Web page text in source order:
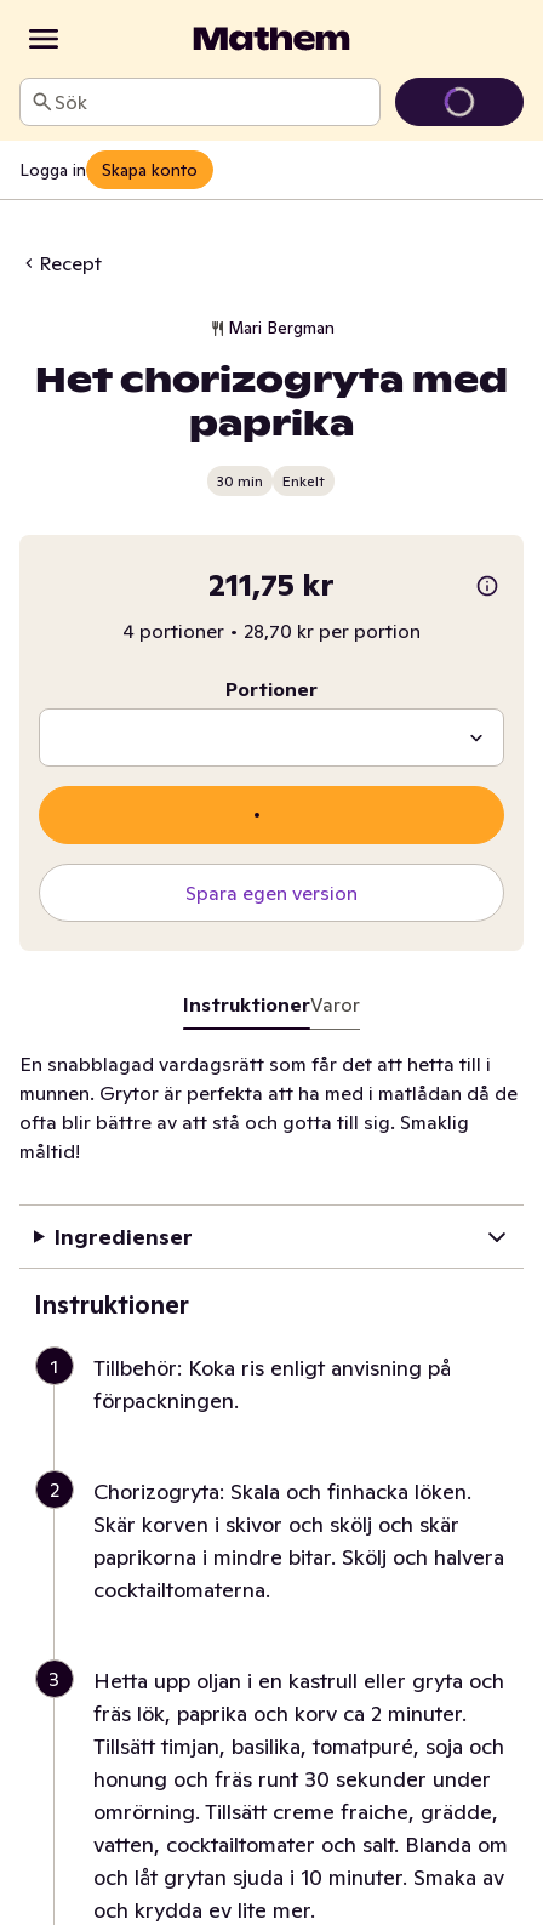
Sök
Logga in Skapa konto
Recept
Mari Bergman
Het chorizogryta med
paprika
30 min Enkelt
211,75 kr
4 portioner • 28,70 kr per portion
Portioner
Spara egen version
InstruktionerVaror
En snabblagad vardagsrätt som får det att hetta till i
munnen. Grytor är perfekta att ha med i matlådan då de
ofta blir bättre av att stå och gotta till sig. Smaklig
måltid!
Ingredienser
Instruktioner
1
Tillbehör: Koka ris enligt anvisning på
förpackningen.
2
Chorizogryta: Skala och finhacka löken.
Skär korven i skivor och skölj och skär
paprikorna i mindre bitar. Skölj och halvera
cocktailtomaterna.
3
Hetta upp oljan i en kastrull eller gryta och
fräs lök, paprika och korv ca 2 minuter.
Tillsätt timjan, basilika, tomatpuré, soja och
honung och fräs runt 30 sekunder under
omrörning. Tillsätt creme fraiche, grädde,
vatten, cocktailtomater och salt. Blanda om
och låt grytan sjuda i 10 minuter. Smaka av
och krydda ev lite mer.